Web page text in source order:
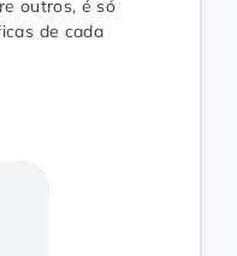
outros, é só
de cada